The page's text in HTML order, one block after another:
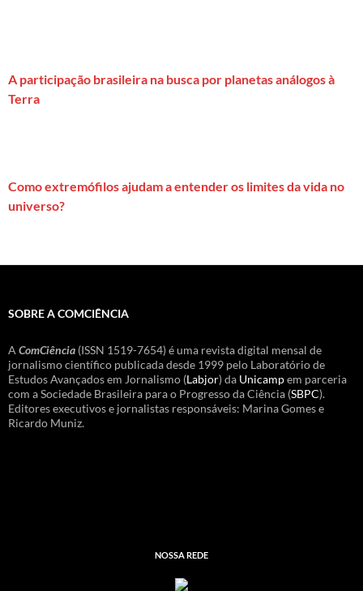
A participação brasileira na busca por planetas análogos à
Terra
Como extremófilos ajudam a entender os limites da vida no
universo?
SOBRE A COMCIÊNCIA
A ComCiência (ISSN 1519-7654) é uma revista digital mensal de
jornalismo científico publicada desde 1999 pelo Laboratório de
Estudos Avançados em Jornalismo (Labjor) da Unicampem parceria
com a Sociedade Brasileira para o Progresso da Ciência (SBPC).
Editores executivos e jornalistas responsáveis: Marina Gomes e
Ricardo Muniz.
NOSSA REDE